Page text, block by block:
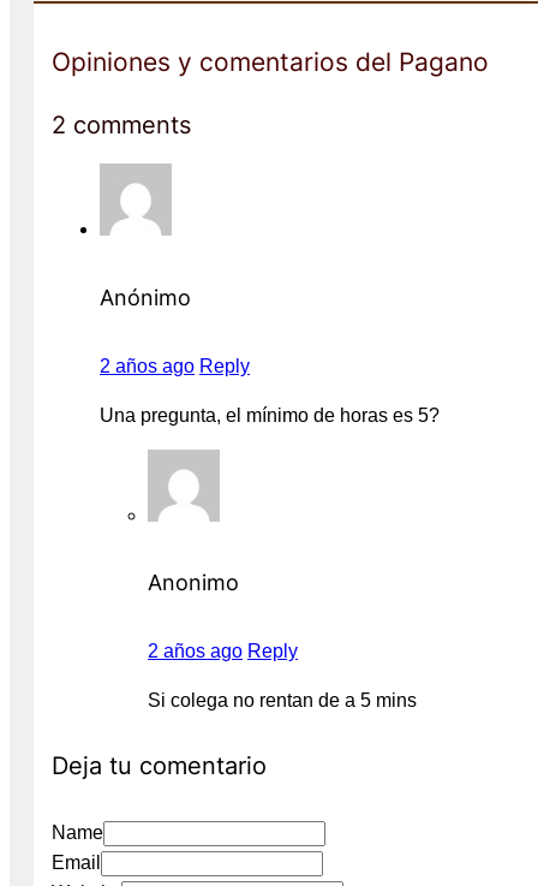
Opiniones y comentarios del Pagano
2 comments
Anónimo
2 años ago Reply
Una pregunta, el mínimo de horas es 5?
Anonimo
2 años ago Reply
Si colega no rentan de a 5 mins
Deja tu comentario
Name
Email